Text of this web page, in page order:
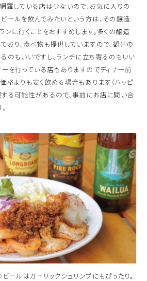
羅している店は少ないので、お気に入りの
ールを飲んでみたいという方は、その醸造
ンに行くことをおすすめします。多くの醸造
おり、食べ物も提供していますので、観光の
のもいいですし、ランチに立ち寄るのもいい
ーを行っている店もありますのでディナー前
格よりも安く飲める場合もあります（ハッピ
る可能性があるので、事前にお店に問い合
ールはガーリックシュリンプにもぴったり。